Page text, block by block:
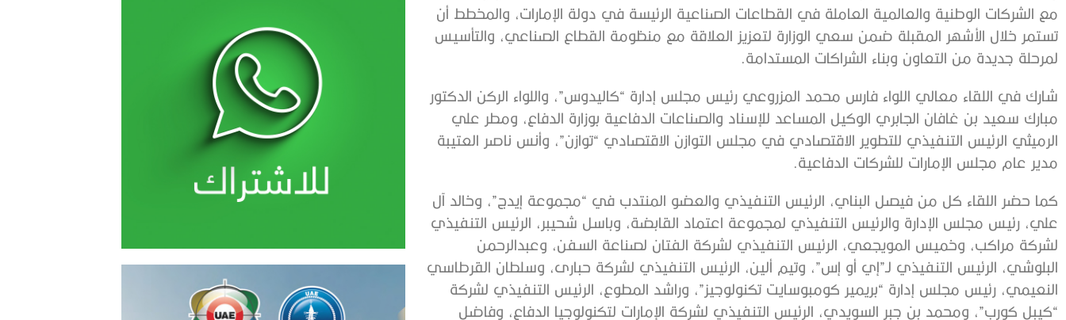
مع الشركات الوطنية والعالمية العاملة في القطاعات الصناعية الرئيسة في دولة الإمارات، والمخطط أن
تستمر خلال الأشهر المقبلة ضمن سعي الوزارة لتعزيز العلاقة مع منظومة القطاع الصناعي، والتأسيس
لمرحلة جديدة من التعاون وبناء الشراكات المستدامة.
شارك في اللقاء معالي اللواء فارس محمد المزروعي رئيس مجلس إدارة “كاليدوس”، واللواء الركن الدكتور
مبارك سعيد بن غافان الجابري الوكيل المساعد للإسناد والصناعات الدفاعية بوزارة الدفاع، ومطر علي
الرميثي الرئيس التنفيذي للتطوير الاقتصادي في مجلس التوازن الاقتصادي “توازن”، وأنس ناصر العتيبة
مدير عام مجلس الإمارات للشركات الدفاعية.
كما حضر اللقاء كل من فيصل البناي، الرئيس التنفيذي والعضو المنتدب في “مجموعة إيدج”، وخالد آل
علي، رئيس مجلس الإدارة والرئيس التنفيذي لمجموعة اعتماد القابضة، وباسل شحيبر، الرئيس التنفيذي
لشركة مراكب، وخميس المويجعي، الرئيس التنفيذي لشركة الفتان لصناعة السفن، وعبدالرحمن
البلوشي، الرئيس التنفيذي لـ”إي أو إس”، وتيم ألين، الرئيس التنفيذي لشركة حبارى، وسلطان القرطاسي
النعيمي، رئيس مجلس إدارة “بريمير كومبوسايت تكنولوجيز”، وراشد المطوع، الرئيس التنفيذي لشركة
“كيبل كورب”، ومحمد بن جبر السويدي، الرئيس التنفيذي لشركة الإمارات لتكنولوجيا الدفاع، وفاضل